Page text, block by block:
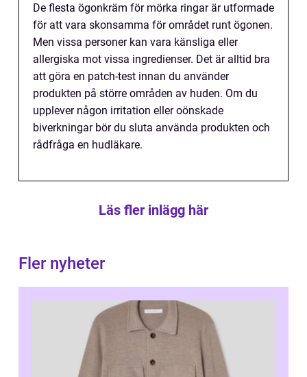
De flesta ögonkräm för mörka ringar är utformade
för att vara skonsamma för området runt ögonen.
Men vissa personer kan vara känsliga eller
allergiska mot vissa ingredienser. Det är alltid bra
att göra en patch-test innan du använder
produkten på större områden av huden. Om du
upplever någon irritation eller oönskade
biverkningar bör du sluta använda produkten och
rådfråga en hudläkare.
Läs fler inlägg här
Fler nyheter